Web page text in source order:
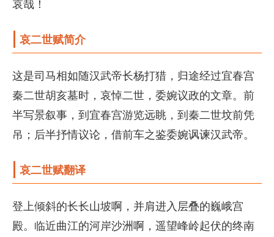
哀哉！
哀二世赋简介
这是司马相如随汉武帝长杨打猎，归途经过宜春宫
秦二世胡亥墓时，哀悼二世，委婉议政的文章。前
半写景叙事，到宜春宫游览远眺，到秦二世坟前凭
吊；后半抒情议论，借前车之鉴委婉讽谏汉武帝。
哀二世赋翻译
登上倾斜的长长山坡啊，并肩进入层叠的巍峨宫
殿。临近曲江的河岸沙洲啊，遥望峰岭起伏的终南